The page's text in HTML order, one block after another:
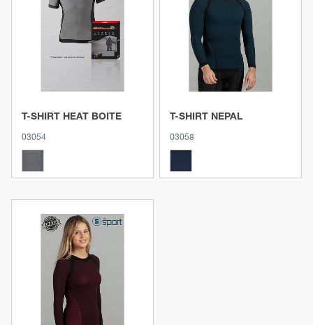
Voir le produit
T-SHIRT HEAT BOITE
03054
Voir le produit
T-SHIRT NEPAL
03058
Voir le produit